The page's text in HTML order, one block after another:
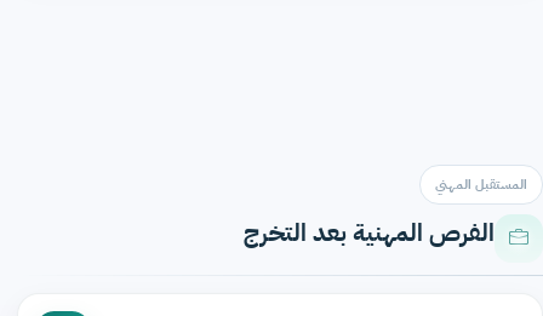
المستقبل المهني
الفرص المهنية بعد التخرج